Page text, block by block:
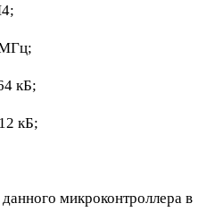
МГц;
кБ;
кБ;
микроконтроллера в